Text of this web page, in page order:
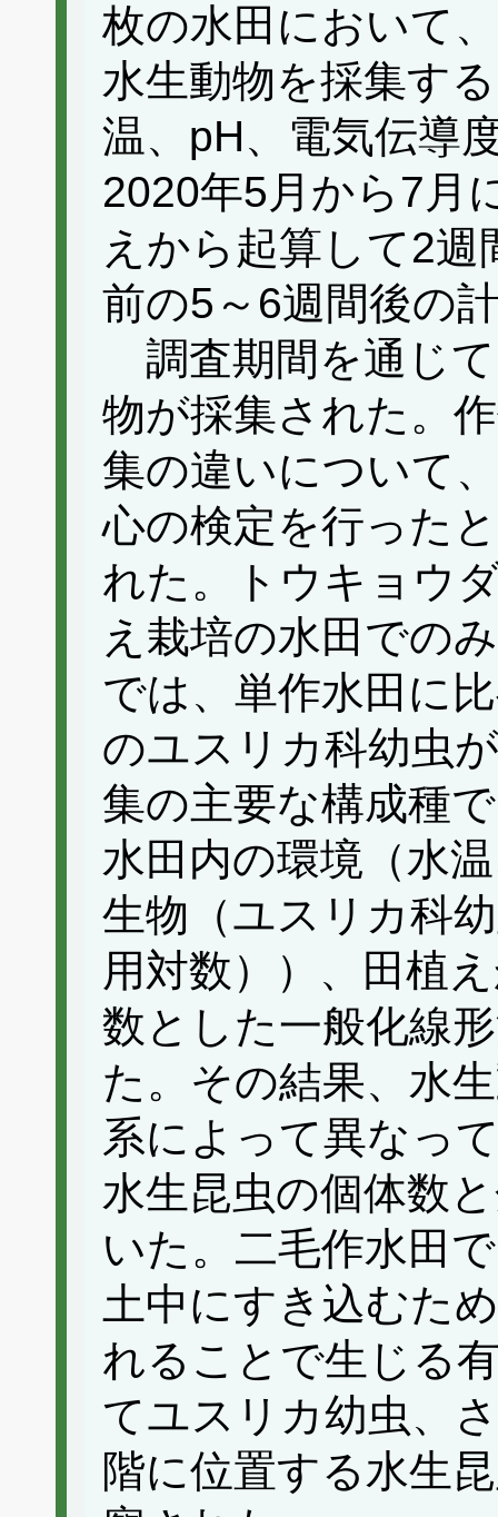
枚の水田において
水生動物を採集す
温、pH、電気伝導
2020年5月から7月
えから起算して2
前の5～6週間後の
調査期間を通じ
物が採集された。
集の違いについて
心の検定を行った
れた。トウキョウ
え栽培の水田での
では、単作水田に
のユスリカ科幼虫
集の主要な構成種
水田内の環境（水
生物（ユスリカ科
用対数））、田植
数とした一般化線
た。その結果、水
系によって異なっ
水生昆虫の個体数
いた。二毛作水田
土中にすき込むた
れることで生じる
てユスリカ幼虫、
階に位置する水生